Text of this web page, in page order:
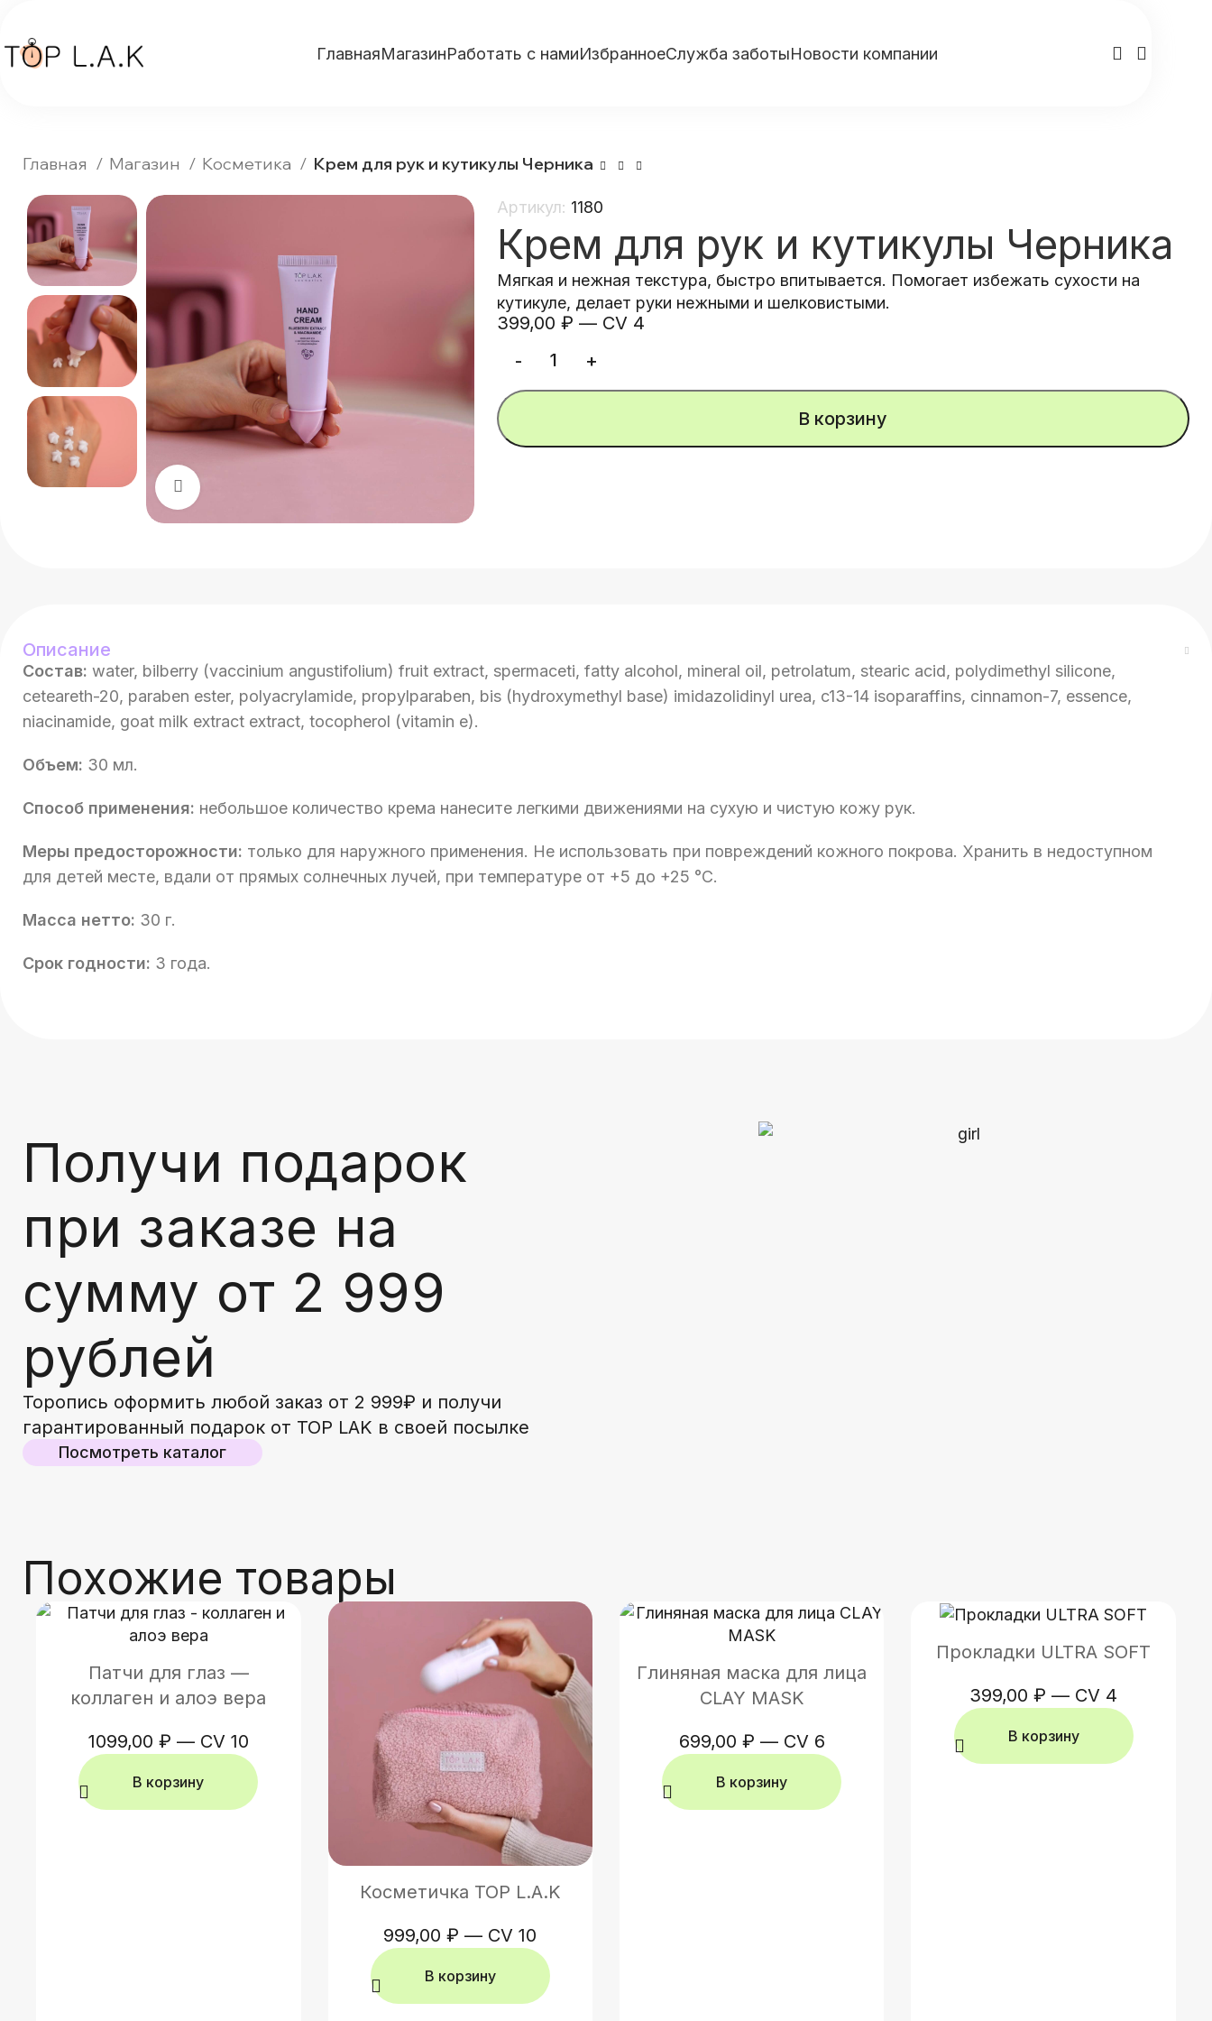
ГлавнаяМагазинРаботать с намиИзбранноеСлужба заботыНовости компании
Главная Магазин Косметика Крем для рук и кутикулы Черника
Артикул: 1180
Крем для рук и кутикулы Черника
Мягкая и нежная текстура, быстро впитывается. Помогает избежать сухости на
кутикуле, делает руки нежными и шелковистыми.
399,00 ₽ — CV 4
В корзину
Описание
Состав: water, bilberry (vaccinium angustifolium) fruit extract, spermaceti, fatty alcohol, mineral oil, petrolatum, stearic acid, polydimethyl silicone,
ceteareth-20, paraben ester, polyacrylamide, propylparaben, bis (hydroxymethyl base) imidazolidinyl urea, c13-14 isoparaffins, cinnamon-7, essence,
niacinamide, goat milk extract extract, tocopherol (vitamin e).
Объем: 30 мл.
Способ применения: небольшое количество крема нанесите легкими движениями на сухую и чистую кожу рук.
Меры предосторожности: только для наружного применения. Не использовать при повреждений кожного покрова. Хранить в недоступном
для детей месте, вдали от прямых солнечных лучей, при температуре от +5 до +25 °С.
Масса нетто: 30 г.
Срок годности: 3 года.
Получи подарок
при заказе на
сумму от 2 999
рублей
Торопись оформить любой заказ от 2 999₽ и получи
гарантированный подарок от TOP LAK в своей посылке
Посмотреть каталог
Похожие товары
Патчи для глаз —
коллаген и алоэ вера
1099,00 ₽ — CV 10
В корзину
Косметичка TOP L.A.K
999,00₽ — CV 10
В корзину
Глиняная маска для лица
CLAY MASK
699,00 ₽ — CV 6
В корзину
Прокладки ULTRA SOFT
399,00₽ — CV 4
В корзину